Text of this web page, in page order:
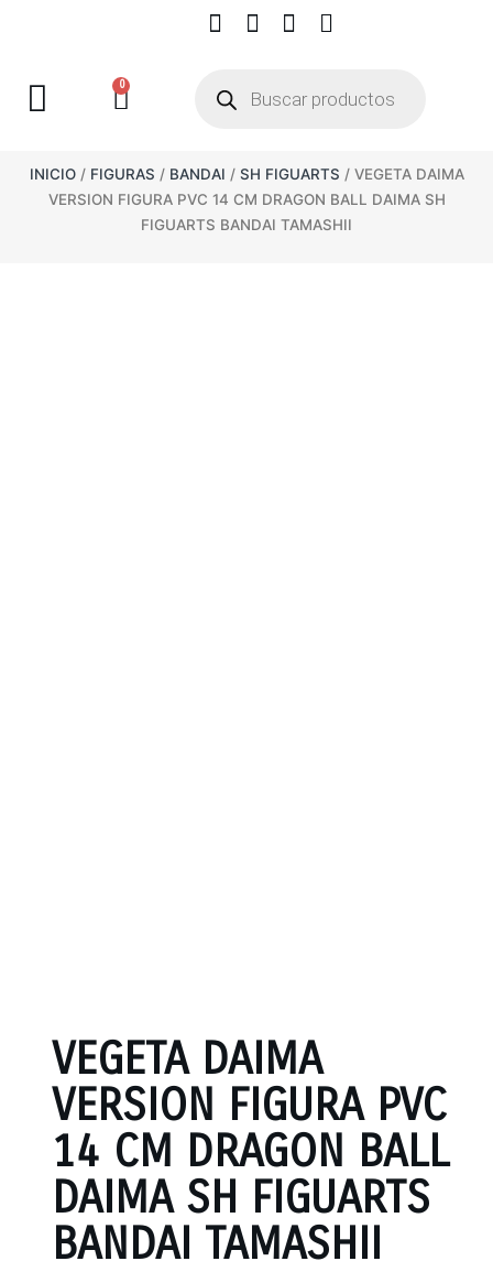
0
INICIO/ FIGURAS / BANDAI / SH FIGUARTS / VEGETA DAIMA
VERSION FIGURA PVC 14 CM DRAGON BALL DAIMA SH
FIGUARTS BANDAI TAMASHII
VEGETA DAIMA
VERSION FIGURA PVC
14 CM DRAGON BALL
DAIMA SH FIGUARTS
BANDAI TAMASHII